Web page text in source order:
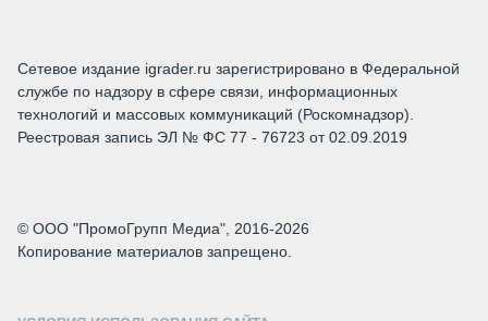
Сетевое издание igrader.ru зарегистрировано в Федеральной
службе по надзору в сфере связи, информационных
технологий и массовых коммуникаций (Роскомнадзор).
Реестровая запись ЭЛ № ФС 77 - 76723 от 02.09.2019
© ООО "ПромоГрупп Медиа", 2016-2026
Копирование материалов запрещено.